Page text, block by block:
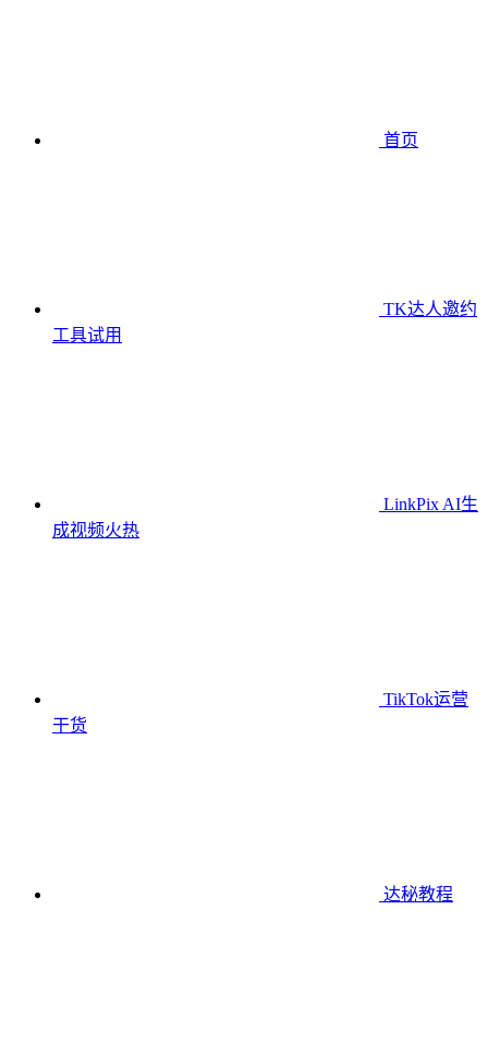
首页
TK达人邀约
工具试用
LinkPix AI生
成视频火热
TikTok运营
干货
达秘教程